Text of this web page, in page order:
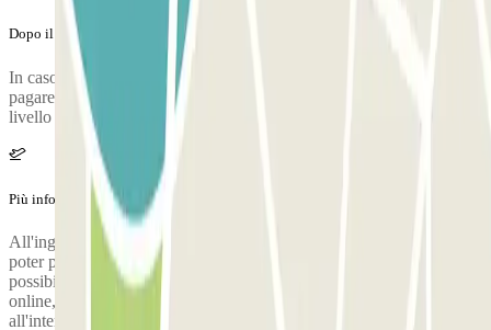
Dopo il tuo viaggio
In caso di uscita oltre l'orario acquistato, prima di ritirare l’auto
pagare la sola differenza alle CASSE AUTOMATICHE presenti a
livello ARRIVI del parcheggio Multipiano.
Più informazioni
All'ingresso viene emesso un ticket che deve essere conservato per
poter procedere al pagamento di eventuale tempo extra. Non è
possibile estendere la propria sosta effettuando ulteriori ordini
online, sia antecedenti che successivi alle date e agli orari previsti
all'interno dell'ordine.